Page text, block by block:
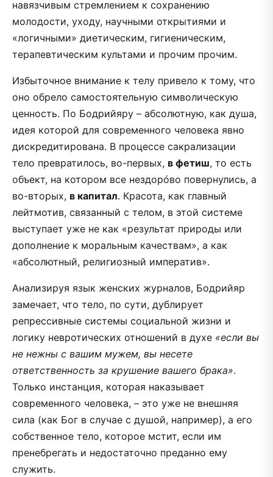
навязчивым стремлением к сохранению
молодости, уходу, научными открытиями и
«логичными» диетическим, гигиеническим,
терапевтическим культами и прочим прочим.
Избыточное внимание к телу привело к тому, что
оно обрело самостоятельную символическую
ценность. По Бодрийяру – абсолютную, как душа,
идея которой для современного человека явно
дискредитирована. В процессе сакрализации
тело превратилось, во-первых, в фетиш, то есть
объект, на котором все нездорóво повернулись, а
во-вторых, в капитал. Красота, как главный
лейтмотив, связанный с телом, в этой системе
выступает уже не как «результат природы или
дополнение к моральным качествам», а как
«абсолютный, религиозный императив».
Анализируя язык женских журналов, Бодрийяр
замечает, что тело, по сути, дублирует
репрессивные системы социальной жизни и
логику невротических отношений в духе «если вы
не нежны с вашим мужем, вы несете
ответственность за крушение вашего брака».
Только инстанция, которая наказывает
современного человека, – это уже не внешняя
сила (как Бог в случае с душой, например), а его
собственное тело, которое мстит, если им
пренебрегать и недостаточно преданно ему
служить.